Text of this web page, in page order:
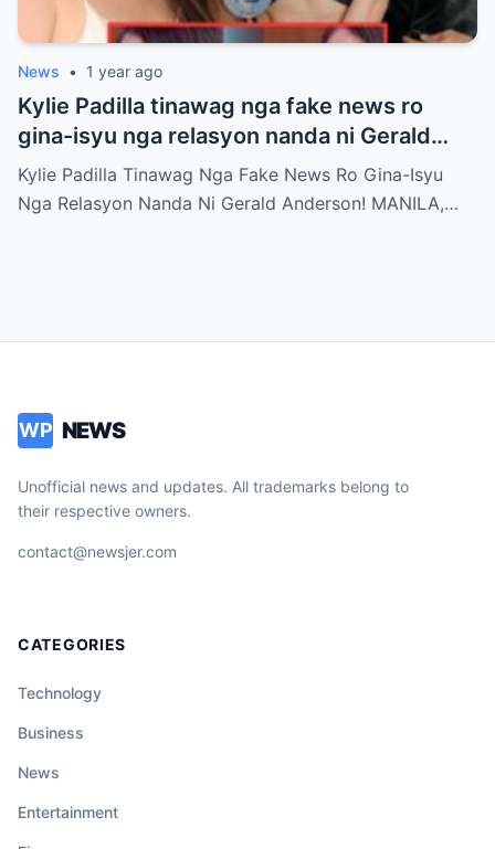
News • 1 year ago
Kylie Padilla tinawag nga fake news ro
gina-isyu nga relasyon nanda ni Gerald
Anderson
Kylie Padilla Tinawag Nga Fake News Ro Gina-Isyu
Nga Relasyon Nanda Ni Gerald Anderson! MANILA,…
WP NEWS
Unofficial news and updates. All trademarks belong to
their respective owners.
contact@newsjer.com
CATEGORIES
Technology
Business
News
Entertainment